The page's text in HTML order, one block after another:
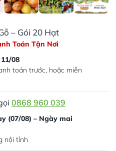
– Gói 20 Hạt
Toán Tận Nơi
08
toán trước, hoặc miễn
0868 960 039
(07/08) – Ngày mai
nội tỉnh